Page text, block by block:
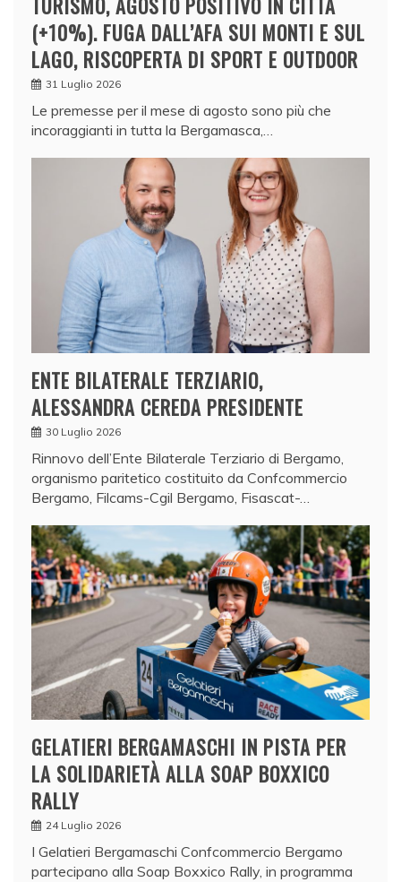
(+10%). FUGA DALL’AFA SUI MONTI E SUL
LAGO, RISCOPERTA DI SPORT E OUTDOOR
31 Luglio 2026
Le premesse per il mese di agosto sono più che
incoraggianti in tutta la Bergamasca,…
ENTE BILATERALE TERZIARIO,
ALESSANDRA CEREDA PRESIDENTE
30 Luglio 2026
Rinnovo dell’Ente Bilaterale Terziario di Bergamo,
organismo paritetico costituito da Confcommercio
Bergamo, Filcams-Cgil Bergamo, Fisascat-…
GELATIERI BERGAMASCHI IN PISTA PER
LA SOLIDARIETÀ ALLA SOAP BOXXICO
RALLY
24 Luglio 2026
I Gelatieri Bergamaschi Confcommercio Bergamo
partecipano alla Soap Boxxico Rally, in programma